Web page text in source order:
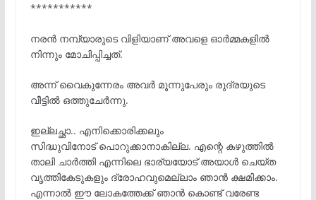
***********
നരൻ നമ്പ്യാരുടെ വിളിയാണ് അവളെ ഓർമ്മകളിൽ
നിന്നും മോചിപ്പിച്ചത്.
അന്ന് വൈകുന്നേരം അവർ മൂന്നുപേരും രുദ്രയുടെ
വീട്ടിൽ ഒത്തുചേർന്നു.
ഇല്ലച്ഛാ.. എനിക്കൊരിക്കലും
സിദ്ധുവിനോട് പൊറുക്കാനാകില്ല. എന്റെ കഴുത്തിൽ
താലി ചാർത്തി എന്നിലെ ഭാര്യയോട് അയാൾ ചെയ്ത
വൃത്തികേടുകളും ദ്രോഹവുമെല്ലാം ഞാൻ ക്ഷമിക്കാം.
എന്നാൽ ഈ ലോകത്തേക്ക് ഞാൻ കൊണ്ട് വരേണ്ട